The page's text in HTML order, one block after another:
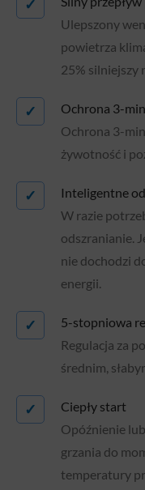
✓
Ulepszony
powietrza
25% silniejszy
✓
Ochrona 3-
Ochrona 3-
żywotność i
✓
Inteligentne
W razie
odszranianie.
nie dochodzi
energii.
✓
5-stopniowa
Regulacja za
średnim,
✓
Ciepły start
Opóźnienie
grzania do
temperatury